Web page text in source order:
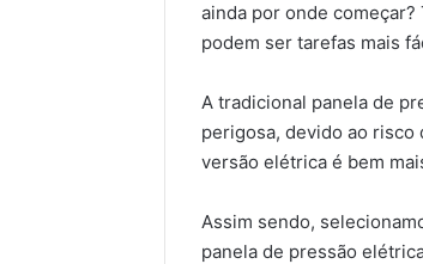
ainda por onde
podem ser tarefas mais
A tradicional panela de
perigosa, devido ao risco
versão elétrica é bem
Assim sendo,
panela de pressão